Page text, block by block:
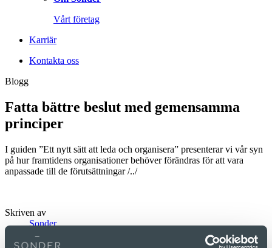
Vårt företag
Karriär
Kontakta oss
Blogg
Fatta bättre beslut med gemensamma
principer
I guiden ”Ett nytt sätt att leda och organisera” presenterar vi vår syn
på hur framtidens organisationer behöver förändras för att vara
anpassade till de förutsättningar /../
Skriven av
Sonder
30 aug, 2017